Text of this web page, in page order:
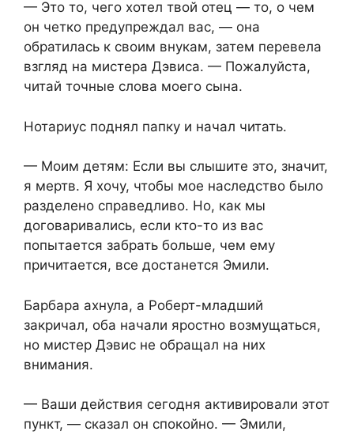
— Это то, чего хотел твой отец — то, о чем
он четко предупреждал вас, — она
обратилась к своим внукам, затем перевела
взгляд на мистера Дэвиса. — Пожалуйста,
читай точные слова моего сына.
Нотариус поднял папку и начал читать.
— Моим детям: Если вы слышите это, значит,
я мертв. Я хочу, чтобы мое наследство было
разделено справедливо. Но, как мы
договаривались, если кто-то из вас
попытается забрать больше, чем ему
причитается, все достанется Эмили.
Барбара ахнула, а Роберт-младший
закричал, оба начали яростно возмущаться,
но мистер Дэвис не обращал на них
внимания.
— Ваши действия сегодня активировали этот
пункт, — сказал он спокойно. — Эмили,